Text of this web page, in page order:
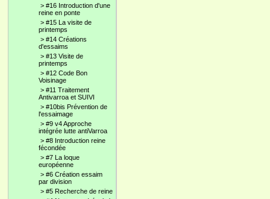
> #16 Introduction d'une
reine en ponte
> #15 La visite de
printemps
> #14 Créations
d'essaims
> #13 Visite de
printemps
> #12 Code Bon
Voisinage
> #11 Traitement
Antivarroa et SUIVI
> #10bis Prévention de
l'essaimage
> #9 v4 Approche
intégrée lutte antiVarroa
> #8 Introduction reine
fécondée
> #7 La loque
européenne
> #6 Création essaim
par division
> #5 Recherche de reine